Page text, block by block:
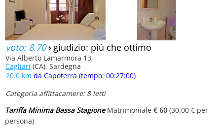
voto: 8.70› giudizio: più che ottimo
Via Alberto Lamarmora 13,
Cagliari (CA), Sardegna
20.0 km da Capoterra (tempo: 00:27:00)
Categoria affittacamere: 8 letti
Tariffa Minima Bassa StagioneMatrimoniale € 60 (30.00 € per
persona)